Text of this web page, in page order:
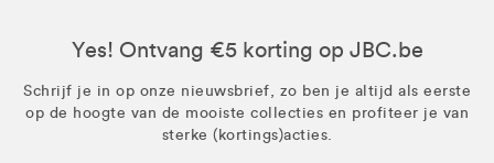
Yes! Ontvang €5 korting op JBC.be
Schrijf je in op onze nieuwsbrief, zo ben je altijd als eerste
op de hoogte van de mooiste collecties en profiteer je van
sterke (kortings)acties.